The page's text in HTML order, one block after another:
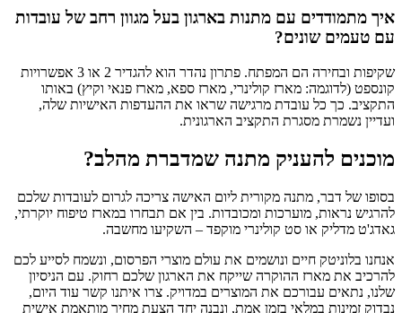
איך מתמודדים עם מתנות בארגון בעל מגוון רחב של עובדות
עם טעמים שונים?
שקיפות ובחירה הם המפתח. פתרון נהדר הוא להגדיר 2 או 3 אפשרויות
קונספט (לדוגמה: מארז קולינרי, מארז ספא, מארז פנאי וקיץ) באותו
התקציב. כך כל עובדת מרגישה שראו את ההעדפות האישיות שלה,
ועדיין נשמרת מסגרת התקציב הארגונית.
מוכנים להעניק מתנה שמדברת מהלב?
בסופו של דבר, מתנה מקורית ליום האישה צריכה לגרום לעובדות שלכם
להרגיש נראות, מוערכות ומכובדות. בין אם תבחרו במארז טיפוח יוקרתי,
גאדג'ט מדליק או סט קולינרי מוקפד – השקיעו מחשבה.
אנחנו בלוניטק חיים ונושמים את עולם מוצרי הפרסום, ונשמח לסייע לכם
להרכיב את מארז ההוקרה שייקח את הארגון שלכם רחוק. עם הניסיון
שלנו, נתאים עבורכם את המוצרים במדויק. צרו איתנו קשר עוד היום,
נבדוק זמינות במלאי בזמן אמת, ונבנה יחד הצעת מחיר מותאמת אישית